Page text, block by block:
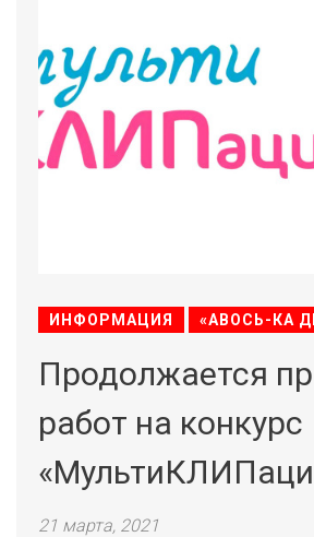
ИНФОРМАЦИЯ «АВОСЬ-КА
Продолжается
работ на конкурс
21 марта, 2021